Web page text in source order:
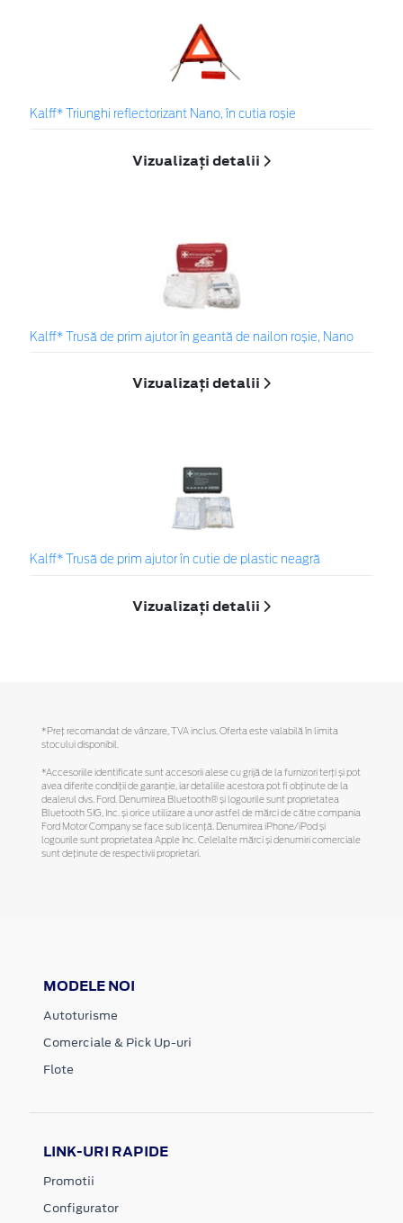
Kalff* Triunghi reflectorizant Nano, în cutia roșie
Vizualizați detalii
Kalff* Trusă de prim ajutor în geantă de nailon roșie, Nano
Vizualizați detalii
Kalff* Trusă de prim ajutor în cutie de plastic neagră
Vizualizați detalii
*Preţ recomandat de vânzare, TVA inclus. Oferta este valabilă în limita
stocului disponibil.
*Accesoriile identificate sunt accesorii alese cu grijă de la furnizori terți și pot
avea diferite condiții de garanție, iar detaliile acestora pot fi obținute de la
dealerul dvs. Ford. Denumirea Bluetooth® și logourile sunt proprietatea
Bluetooth SIG, Inc. și orice utilizare a unor astfel de mărci de către compania
Ford Motor Company se face sub licență. Denumirea iPhone/iPod și
logourile sunt proprietatea Apple Inc. Celelalte mărci și denumiri comerciale
sunt deținute de respectivii proprietari.
MODELE NOI
Autoturisme
Comerciale & Pick Up-uri
Flote
LINK-URI RAPIDE
Promotii
Configurator